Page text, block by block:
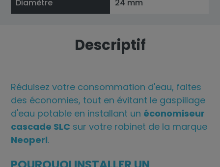
Diamètre 24 mm
Descriptif
Réduisez votre consommation d'eau, faites
des économies, tout en évitant le gaspillage
d'eau potable en installant un économiseur
cascade SLC sur votre robinet de la marque
Neoperl.